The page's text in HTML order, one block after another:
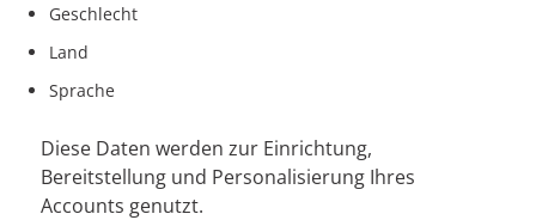
Geschlecht
Land
Sprache
Diese Daten werden zur Einrichtung,
Bereitstellung und Personalisierung Ihres
Accounts genutzt.